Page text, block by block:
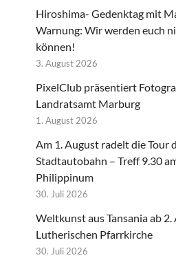
Hiroshima- Gedenktag mit
Warnung: Wir werden euch
können!
3. August 2026
PixelClub präsentiert
Landratsamt Marburg
1. August 2026
Am 1. August radelt die Tour
Stadtautobahn – Treff 9.30
Philippinum
30. Juli 2026
Weltkunst aus Tansania ab
Lutherischen Pfarrkirche
30. Juli 2026